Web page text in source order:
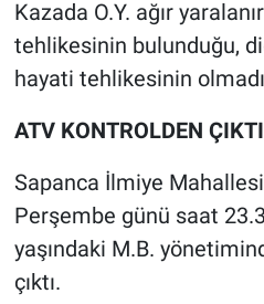
Kazada O.Y. ağır
tehlikesinin bulunduğu,
hayati tehlikesinin
ATV KONTROLDEN ÇIKTI
Sapanca İlmiye
Perşembe günü saat
yaşındaki M.B.
çıktı.